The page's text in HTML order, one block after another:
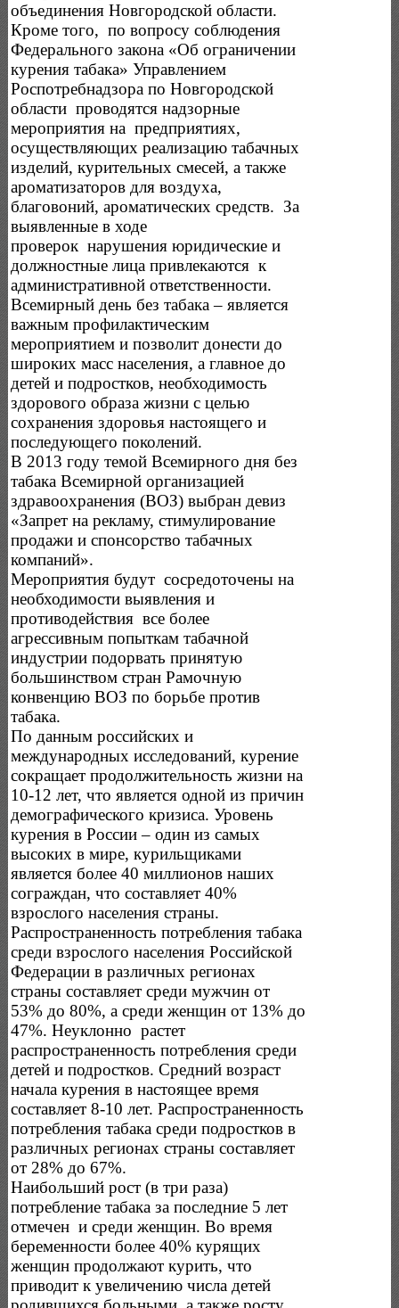
объединения Новгородской области.
Кроме того, по вопросу соблюдения
Федерального закона «Об ограничении
курения табака» Управлением
Роспотребнадзора по Новгородской
области проводятся надзорные
мероприятия на предприятиях,
осуществляющих реализацию табачных
изделий, курительных смесей, а также
ароматизаторов для воздуха,
благовоний, ароматических средств. За
выявленные в ходе
проверок нарушения юридические и
должностные лица привлекаются к
административной ответственности.
Всемирный день без табака – является
важным профилактическим
мероприятием и позволит донести до
широких масс населения, а главное до
детей и подростков, необходимость
здорового образа жизни с целью
сохранения здоровья настоящего и
последующего поколений.
В 2013 году темой Всемирного дня без
табака Всемирной организацией
здравоохранения (ВОЗ) выбран девиз
«Запрет на рекламу, стимулирование
продажи и спонсорство табачных
компаний».
Мероприятия будут сосредоточены на
необходимости выявления и
противодействия все более
агрессивным попыткам табачной
индустрии подорвать принятую
большинством стран Рамочную
конвенцию ВОЗ по борьбе против
табака.
По данным российских и
международных исследований, курение
сокращает продолжительность жизни на
10-12 лет, что является одной из причин
демографического кризиса. Уровень
курения в России – один из самых
высоких в мире, курильщиками
является более 40 миллионов наших
сограждан, что составляет 40%
взрослого населения страны.
Распространенность потребления табака
среди взрослого населения Российской
Федерации в различных регионах
страны составляет среди мужчин от
53% до 80%, а среди женщин от 13% до
47%. Неуклонно растет
распространенность потребления среди
детей и подростков. Средний возраст
начала курения в настоящее время
составляет 8-10 лет. Распространенность
потребления табака среди подростков в
различных регионах страны составляет
от 28% до 67%.
Наибольший рост (в три раза)
потребление табака за последние 5 лет
отмечен и среди женщин. Во время
беременности более 40% курящих
женщин продолжают курить, что
приводит к увеличению числа детей